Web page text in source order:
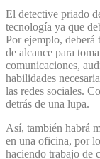
El detective priado
tecnología ya que
Por ejemplo, deberá
de alcance para
comunicaciones,
habilidades
las redes sociales.
detrás de una lupa.
Así, también habrá
en una oficina, por
haciendo trabajo de